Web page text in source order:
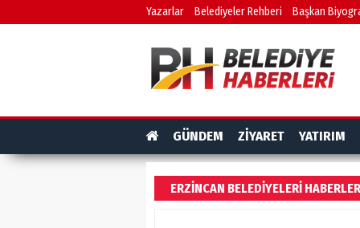
Yazarlar Belediyeler Rehberi Başkan
GÜNDEM ZİYARET YATIRIM
ERZINCAN BELEDIYELERI